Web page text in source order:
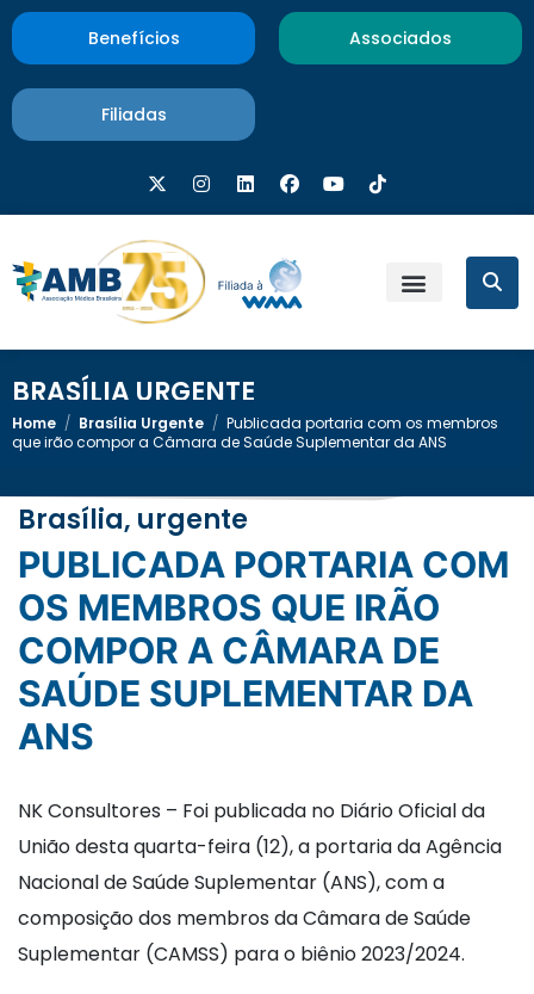
Benefícios Associados
Filiadas
BRASÍLIA URGENTE
Home / Brasília Urgente / Publicada portaria com os membros
que irão compor a Câmara de Saúde Suplementar da ANS
Brasília, urgente
PUBLICADA PORTARIA COM
OS MEMBROS QUE IRÃO
COMPOR A CÂMARA DE
SAÚDE SUPLEMENTAR DA
ANS
NK Consultores – Foi publicada no Diário Oficial da
União desta quarta-feira (12), a portaria da Agência
Nacional de Saúde Suplementar (ANS), com a
composição dos membros da Câmara de Saúde
Suplementar (CAMSS) para o biênio 2023/2024.